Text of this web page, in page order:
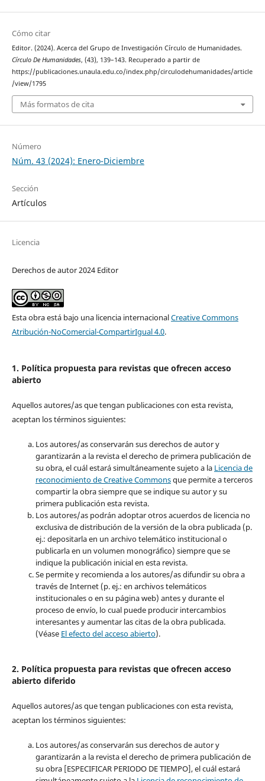
Cómo citar
Editor. (2024). Acerca del Grupo de Investigación Círculo de Humanidades.
Círculo De Humanidades, (43), 139–143. Recuperado a partir de
https://publicaciones.unaula.edu.co/index.php/circulodehumanidades/article
/view/1795
Más formatos de cita
Número
Núm. 43 (2024): Enero-Diciembre
Sección
Artículos
Licencia
Derechos de autor 2024 Editor
Esta obra está bajo una licencia internacionalCreative Commons
Atribución-NoComercial-CompartirIgual 4.0.
1. Política propuesta para revistas que ofrecen acceso
abierto
Aquellos autores/as que tengan publicaciones con esta revista,
aceptan los términos siguientes:
Los autores/as conservarán sus derechos de autor y
garantizarán a la revista el derecho de primera publicación de
su obra, el cuál estará simultáneamente sujeto a la Licencia de
reconocimiento de Creative Commonsque permite a terceros
compartir la obra siempre que se indique su autor y su
primera publicación esta revista.
Los autores/as podrán adoptar otros acuerdos de licencia no
exclusiva de distribución de la versión de la obra publicada (p.
ej.: depositarla en un archivo telemático institucional o
publicarla en un volumen monográfico) siempre que se
indique la publicación inicial en esta revista.
Se permite y recomienda a los autores/as difundir su obra a
través de Internet (p. ej.: en archivos telemáticos
institucionales o en su página web) antes y durante el
proceso de envío, lo cual puede producir intercambios
interesantes y aumentar las citas de la obra publicada.
(Véase El efecto del acceso abierto).
2. Política propuesta para revistas que ofrecen acceso
abierto diferido
Aquellos autores/as que tengan publicaciones con esta revista,
aceptan los términos siguientes:
Los autores/as conservarán sus derechos de autor y
garantizarán a la revista el derecho de primera publicación de
su obra [ESPECIFICAR PERIODO DE TIEMPO], el cuál estará